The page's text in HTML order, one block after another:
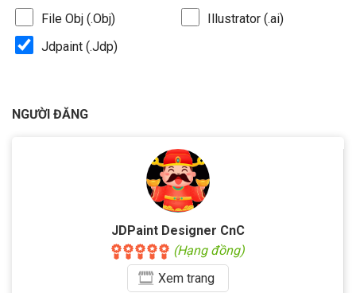
File Obj (.Obj)
Illustrator (.ai)
Jdpaint (.Jdp)
NGƯỜI ĐĂNG
JDPaint Designer CnC
(Hạng đồng)
Xemtrang